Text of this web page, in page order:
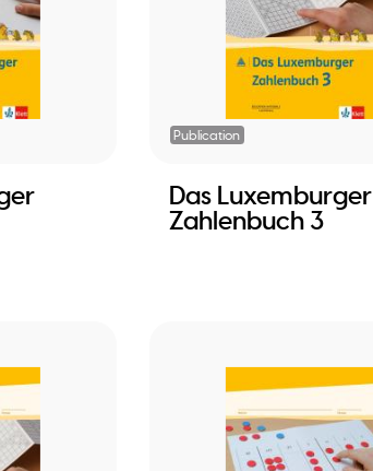
Publication
Das Luxemburger
Zahlenbuch 3